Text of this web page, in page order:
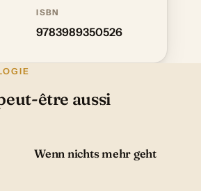
ISBN
9783989350526
être aussi
Wenn nichts mehr geht